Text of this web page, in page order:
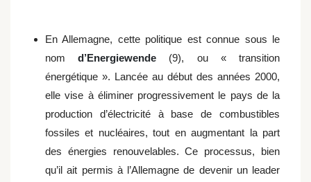
En Allemagne, cette politique est connue sous le
nomd’Energiewende (9), ou « transition
énergétique ». Lancée au début des années 2000,
elle vise à éliminer progressivement le pays de la
production d’électricité à base de combustibles
fossiles et nucléaires, tout en augmentant la part
des énergies renouvelables. Ce processus, bien
qu’il ait permis à l’Allemagne de devenir un leader